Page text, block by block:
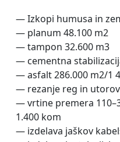
— Izkopi humusa in
— planum 48.100 m2
— tampon 32.600 m3
— cementna
— asfalt 286.000 m2/1
— rezanje reg in utorov
— vrtine premera
1.400 kom
— izdelava jaškov